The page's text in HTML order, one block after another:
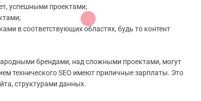
успешными проектами;
в соответствующих областях, будь то контент
брендами, над сложными проектами, могут
технического SEO имеют приличные зарплаты. Это
структурами данных.